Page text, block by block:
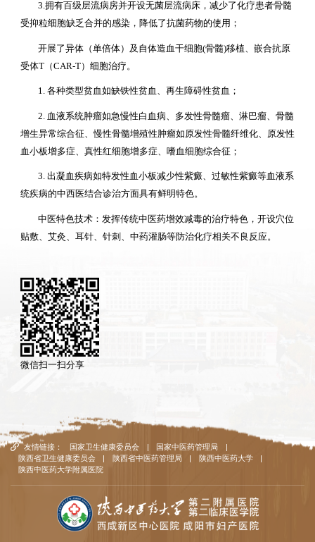
3.拥有百级层流病房并开设无菌层流病床，减少了化疗患者骨髓
受抑粒细胞缺乏合并的感染，降低了抗菌药物的使用；
开展了异体（单倍体）及自体造血干细胞(骨髓)移植、嵌合抗原
受体T（CAR-T）细胞治疗。
1. 各种类型贫血如缺铁性贫血、再生障碍性贫血；
2. 血液系统肿瘤如急慢性白血病、多发性骨髓瘤、淋巴瘤、骨髓
增生异常综合征、慢性骨髓增殖性肿瘤如原发性骨髓纤维化、原发性
血小板增多症、真性红细胞增多症、嗜血细胞综合征；
3. 出凝血疾病如特发性血小板减少性紫癜、过敏性紫癜等血液系
统疾病的中西医结合诊治方面具有鲜明特色。
中医特色技术：发挥传统中医药增效减毒的治疗特色，开设穴位
贴敷、艾灸、耳针、针刺、中药灌肠等防治化疗相关不良反应。
微信扫一扫分享
友情链接： 国家卫生健康委员会 | 国家中医药管理局
|
陕西省卫生健康委员会
| 陕西省中医药管理局 | 陕西中医药大学
|
陕西中医药大学附属医院